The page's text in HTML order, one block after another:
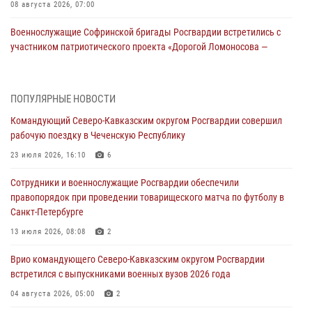
08 августа 2026, 07:00
Военнослужащие Софринской бригады Росгвардии встретились с
участником патриотического проекта «Дорогой Ломоносова —
настольному теннису ко Дню физкультурника
08 августа 2026, 07:00
исполнилось 20 лет
08 августа 2026, 07:00
В Москве росгвардейцы оказали помощь медикам и девушке с
08 августа 2026, 06:32 1
Спецназ Росгвардии в Марий Эл почтил память товарища на
ПОПУЛЯРНЫЕ НОВОСТИ
Командующий Северо-Кавказским округом Росгвардии совершил
рабочую поездку в Чеченскую Республику
23 июля 2026, 16:10 6
Сотрудники и военнослужащие Росгвардии обеспечили
правопорядок при проведении товарищеского матча по футболу в
Санкт-Петербурге
13 июля 2026, 08:08 2
Врио командующего Северо-Кавказским округом Росгвардии
встретился с выпускниками военных вузов 2026 года
04 августа 2026, 05:00 2